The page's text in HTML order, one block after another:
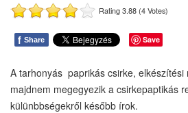
Rating 3.88 (4 Votes)
f Share Save
A tarhonyás paprikás csirke, elkészítési
majdnem megegyezik a csirkepaptikás
külünbbségekről később írok.